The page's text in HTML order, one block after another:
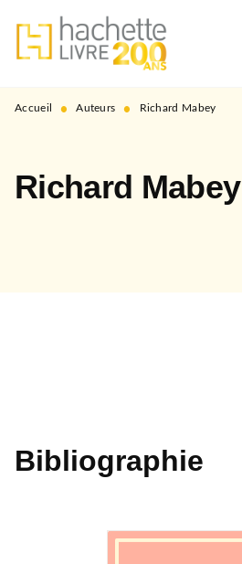
MENU RECHERCHE
PIED DE PAGE
Accueil • Auteurs • Richard Mabey
Richard Mabey
Bibliographie